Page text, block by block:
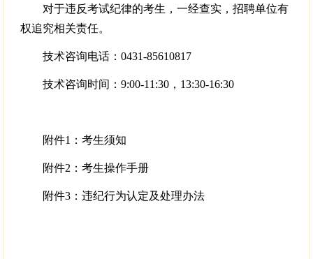
对于违反考试纪律的考生，一经查实，招聘单位有
权追究相关责任。
技术咨询电话：0431-85610817
技术咨询时间：9:00-11:30，13:30-16:30
附件1：考生须知
附件2：考生操作手册
附件3：违纪行为认定及处理办法